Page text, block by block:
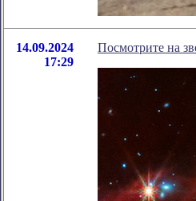
14.09.2024
17:29
Посмотрите на